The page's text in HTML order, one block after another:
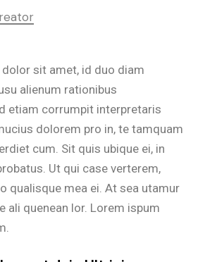
sit amet, id duo diam
alienum rationibus
etiam corrumpit interpretaris
dolorem pro in, te tamquam
cum. Sit quis ubique ei, in
Ut qui case verterem,
qualisque mea ei. At sea utamur
ali quenean lor. Lorem ispum